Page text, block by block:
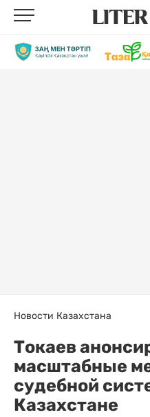
Новости Казахстана
Токаев
масштабные
судебной
Казахстане